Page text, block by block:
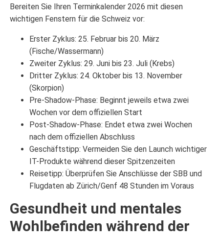
Bereiten Sie Ihren Terminkalender 2026 mit diesen
wichtigen Fenstern für die Schweiz vor:
Erster Zyklus: 25. Februar bis 20. März
(Fische/Wassermann)
Zweiter Zyklus: 29. Juni bis 23. Juli (Krebs)
Dritter Zyklus: 24. Oktober bis 13. November
(Skorpion)
Pre-Shadow-Phase: Beginnt jeweils etwa zwei
Wochen vor dem offiziellen Start
Post-Shadow-Phase: Endet etwa zwei Wochen
nach dem offiziellen Abschluss
Geschäftstipp: Vermeiden Sie den Launch wichtiger
IT-Produkte während dieser Spitzenzeiten
Reisetipp: Überprüfen Sie Anschlüsse der SBB und
Flugdaten ab Zürich/Genf 48 Stunden im Voraus
Gesundheit und mentales
Wohlbefinden während der